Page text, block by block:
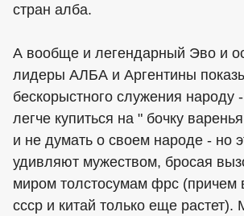
стран алба.
А вообще и легендарный Эво и
лидеры АЛБА и Аргентины
бескорыстного служения народу
легче купиться на " бочку
и не думать о своем народе - но
удивляют мужеством, бросая
миром толстосумам фрс (причем
ссср и китай только еще